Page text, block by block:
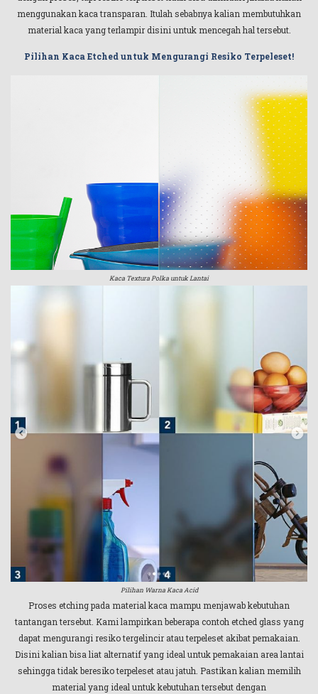
menggunakan kaca transparan. Itulah sebabnya kalian membutuhkan
material kaca yang terlampir disini untuk mencegah hal tersebut.
Pilihan Kaca Etched untuk Mengurangi Resiko Terpeleset!
Kaca Textura Polka untuk Lantai
Pilihan Warna Kaca Acid
Proses etching pada material kaca mampu menjawab kebutuhan
tantangan tersebut. Kami lampirkan beberapa contoh etched glass yang
dapat mengurangi resiko tergelincir atau terpeleset akibat pemakaian.
Disini kalian bisa liat alternatif yang ideal untuk pemakaian area lantai
sehingga tidak beresiko terpeleset atau jatuh. Pastikan kalian memilih
material yang ideal untuk kebutuhan tersebut dengan